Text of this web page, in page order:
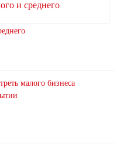
малого бизнеса